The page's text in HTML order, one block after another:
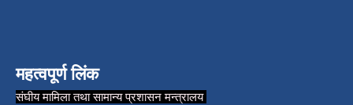
महत्वपूर्ण लिंक
संघीय मामिला तथा सामान्य प्रशासन मन्त्रालय